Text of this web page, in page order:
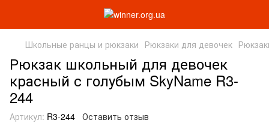
Школьные ранцы и рюкзаки Рюкзаки для девочек
Рюкзак школьный для девочек
красный с голубым SkyName R3-
244
Артикул: R3-244 Оставить отзыв